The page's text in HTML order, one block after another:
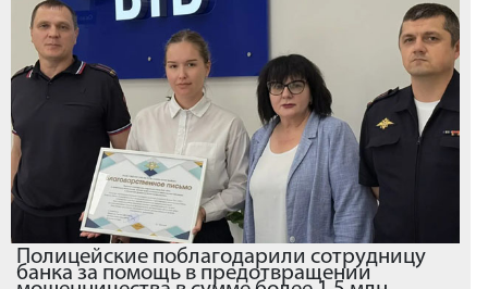
Полицейские поблагодарили сотрудницу
банка за помощь в предотвращении